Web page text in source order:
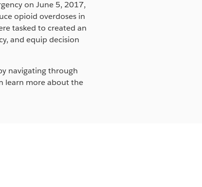
on June 5, 2017,
opioid overdoses in
tasked to created an
and equip decision
navigating through
learn more about the